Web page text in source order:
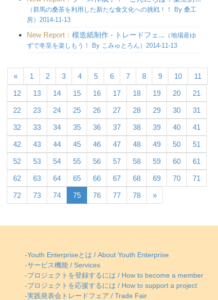
（群馬の桑茶を利用した新たな食文化への挑戦！！ By 桑工
房）2014-11-13
New Report： 模造紙制作 - トレードフェ... （地場産ゆ
ずで冬至を楽しもう！ By こみゅとろん）2014-11-13
« 1 2 3 4 5 6 7 8 9 10 11
12 13 14 15 16 17 18 19 20 21
22 23 24 25 26 27 28 29 30 31
32 33 34 35 36 37 38 39 40 41
42 43 44 45 46 47 48 49 50 51
52 53 54 55 56 57 58 59 60 61
62 63 64 65 66 67 68 69 70 71
72 73 74 75 76 77 78 »
-Youth Enterpriseとは / About Youth Enterprise
-サービス機能 / Services
-プロジェクトを登録するには / How to become a member
-プロジェクトを応援するには / How to support a project
-実践発表会トレードフェア / Trade Fair